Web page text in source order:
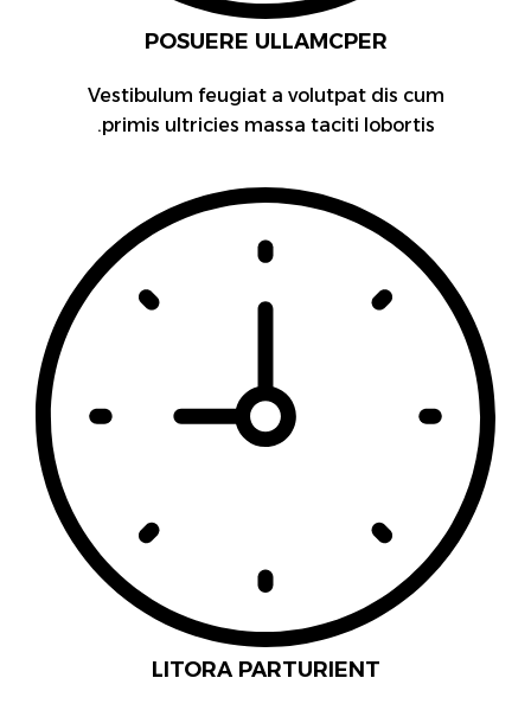
POSUERE ULLAMCPER
Vestibulum feugiat a volutpat dis cum
primis ultricies massa taciti lobortis.
LITORA PARTURIENT